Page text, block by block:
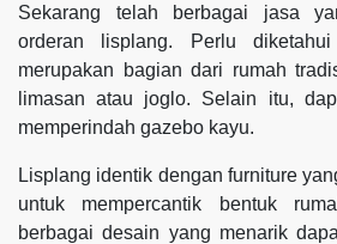
Sekarang telah berbagai jasa
orderan lisplang. Perlu
merupakan bagian dari rumah
limasan atau joglo. Selain itu,
memperindah gazebo kayu.
Lisplang identik dengan furniture
untuk mempercantik bentuk
berbagai desain yang menarik